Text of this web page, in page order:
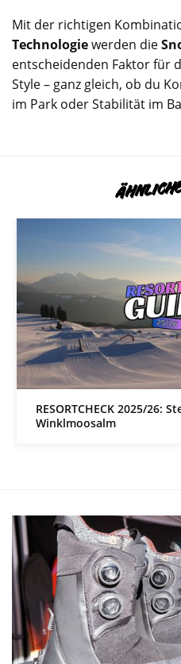
Mit der richtigen
Technologiewerden die
entscheidenden Faktor für
Style – ganz gleich, ob du
im Park oder Stabilität im
RESORTCHECK 2025/26:
Winklmoosalm